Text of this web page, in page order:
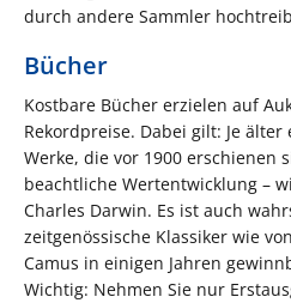
durch andere Sammler
Bücher
Kostbare Bücher erzielen auf
Rekordpreise. Dabei gilt: Je
Werke, die vor 1900 erschienen
beachtliche Wertentwicklung –
Charles Darwin. Es ist auch
zeitgenössische Klassiker wie
Camus in einigen Jahren
Wichtig: Nehmen Sie nur